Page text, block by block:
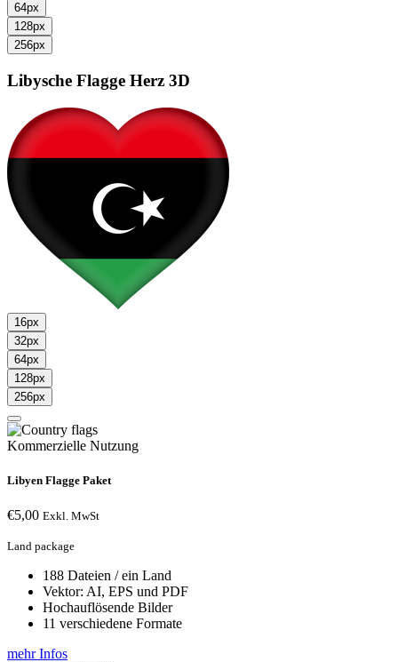
64px
128px
256px
Libysche Flagge Herz 3D
16px
32px
64px
128px
256px
Kommerzielle Nutzung
Libyen Flagge Paket
€5,00 Exkl. MwSt
Land package
188 Dateien / ein Land
Vektor: AI, EPS und PDF
Hochauflösende Bilder
11 verschiedene Formate
mehr Infos